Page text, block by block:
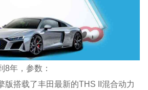
8年，参数：
版搭载了丰田最新的THS II混合动力